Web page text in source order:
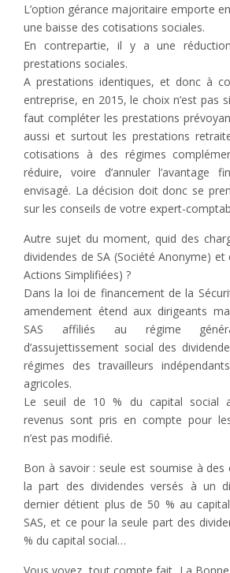
L’option gérance majoritaire emporte
une baisse des cotisations sociales.
En contrepartie, il y a une
prestations sociales.
A prestations identiques, et donc à
entreprise, en 2015, le choix n’est pas
faut compléter les prestations
aussi et surtout les prestations
cotisations à des régimes
réduire, voire d’annuler l’avantage
envisagé. La décision doit donc se
sur les conseils de votre expert-
Autre sujet du moment, quid des
dividendes de SA (Société Anonyme) et
Actions Simplifiées) ?
Dans la loi de financement de la
amendement étend aux dirigeants
SAS affiliés au régime
d’assujettissement social des
régimes des travailleurs
agricoles.
Le seuil de 10 % du capital social
revenus sont pris en compte pour
n’est pas modifié.
Bon à savoir : seule est soumise à des
la part des dividendes versés à un
dernier détient plus de 50 % au
SAS, et ce pour la seule part des
% du capital social…